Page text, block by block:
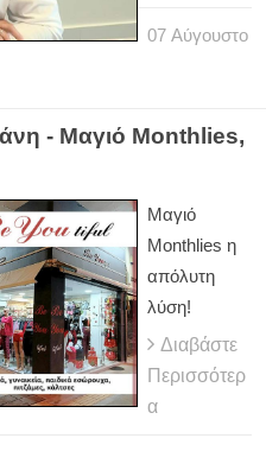
07 Αύγουστο
- Μαγιό Monthlies,
Μαγιό
Monthlies η
απόλυτη
λύση!
Διαβάστε
Περισσότερ
α